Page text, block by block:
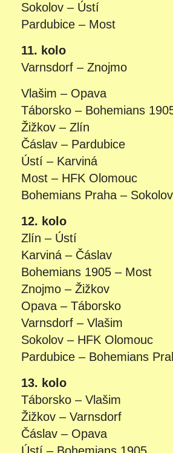
Sokolov – Ústí
Pardubice – Most
11. kolo
Varnsdorf – Znojmo
Vlašim – Opava
Táborsko – Bohemians
Žižkov – Zlín
Čáslav – Pardubice
Ústí – Karviná
Most – HFK Olomouc
Bohemians Praha – Sokolov
12. kolo
Zlín – Ústí
Karviná – Čáslav
Bohemians 1905 – Most
Znojmo – Žižkov
Opava – Táborsko
Varnsdorf – Vlašim
Sokolov – HFK Olomouc
Pardubice – Bohemians
13. kolo
Táborsko – Vlašim
Žižkov – Varnsdorf
Čáslav – Opava